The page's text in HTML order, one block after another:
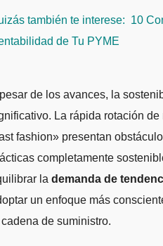
también te interese: 10
de Tu PYME
de los avances, la
La rápida rotación
fashion» presentan
completamente
la demanda de
un enfoque más
de suministro.